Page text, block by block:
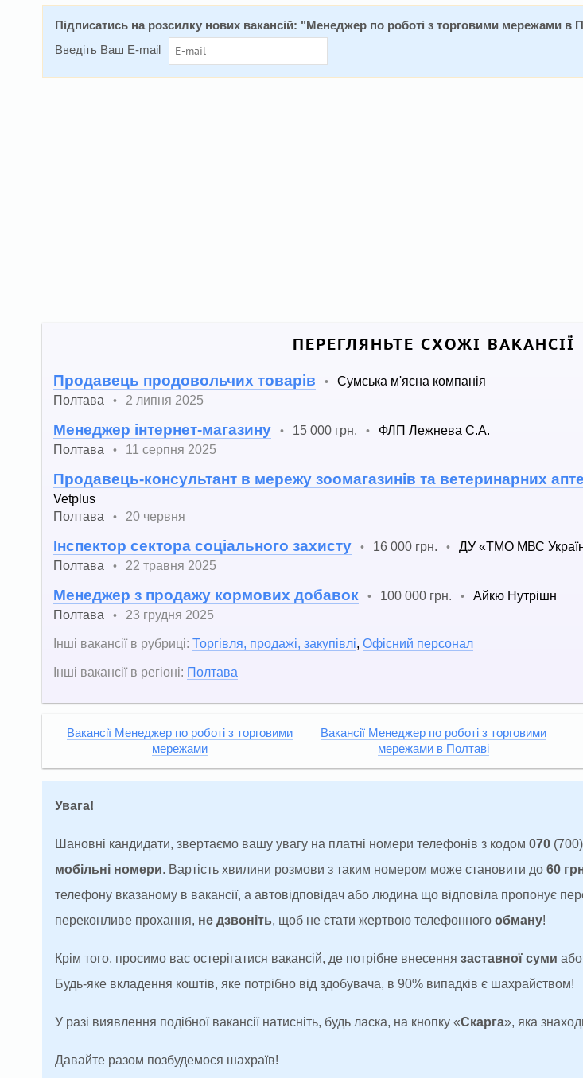
Підписатись на розсилку нових вакансій: " Менеджер по роботі з торговими мережами в
Введіть Ваш E-mail
ПЕРЕГЛЯНЬТЕ СХОЖІ ВАКАНСІЇ
Продавець продовольчих товарів •
Сумська м'ясна компанія
Полтава
• 2 липня 2025
Менеджер інтернет-магазину • 15 000 грн. •
ФЛП Лежнева С.А.
Полтава
• 11 серпня 2025
Продавець-консультант в мережу зоомагазинів та ветеринарних
Vetplus
Полтава
• 20 червня
Інспектор сектора соціального захисту • 16 000 грн. •
ДУ «ТМО МВС
Полтава
• 22 травня 2025
Менеджер з продажу кормових добавок • 100 000 грн. •
Айкю Нутрішн
Полтава
•
23 грудня 2025
Інші вакансії в рубриці: Торгівля, продажі, закупівлі, Офісний персонал
Інші вакансії в регіоні: Полтава
Вакансії Менеджер по роботі з торговими
мережами
Вакансії Менеджер по роботі з торговими
мережами в Полтаві
Увага!
Шановні кандидати, звертаємо вашу увагу на платні номери телефонів з кодом 070
мобільні номери. Вартість хвилини розмови з таким номером може становити до 60
телефону вказаному в вакансії, а автовідповідач або людина що відповіла пропонує
переконливе прохання, не дзвоніть, щоб не стати жертвою телефонного обману!
Крім того, просимо вас остерігатися вакансій, де потрібне внесення заставної суми або
Будь-яке вкладення коштів, яке потрібно від здобувача, в 90% випадків є шахрайством!
У разі виявлення подібної вакансії натисніть, будь ласка, на кнопку «Скарга», яка
Давайте разом позбудемося шахраїв!